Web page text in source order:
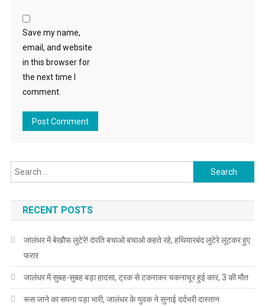
Save my name,
email, and website
in this browser for
the next time I
comment.
Search for:
RECENT POSTS
जालंधर में बेखौफ लुटेरे! दंपति बचाओ बचाओ कहते रहे, हथियारबंद लुटेरे लूटकर हुए
फरार
जालंधर में सुबह-सुबह बड़ा हादसा, ट्रक से टकराकर चकनाचूर हुई कार, 3 की मौत
रूस जाने का सपना पड़ा भारी, जालंधर के युवक ने सुनाई दर्दभरी दास्तान